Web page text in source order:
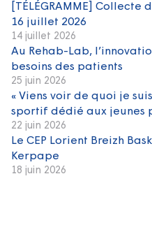
[TÉLÉGRAMME]
16 juillet 2026
14 juillet 2026
Au Rehab-Lab,
besoins des patients
25 juin 2026
« Viens voir de quoi je
sportif dédié aux jeunes
22 juin 2026
Le CEP Lorient Breizh
Kerpape
18 juin 2026